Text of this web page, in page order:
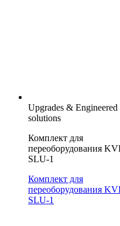
Upgrades & Engineered
solutions
Комплект для
переоборудования
SLU-1
Комплект для
переоборудования
SLU-1